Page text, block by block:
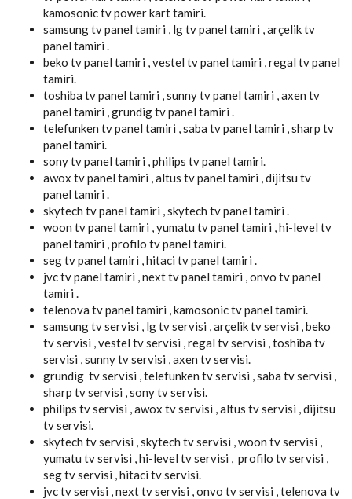
kamosonic tv power kart tamiri.
samsung tv panel tamiri , lg tv panel tamiri , arçelik tv
panel tamiri .
beko tv panel tamiri , vestel tv panel tamiri , regal tv panel
tamiri.
toshiba tv panel tamiri , sunny tv panel tamiri , axen tv
panel tamiri , grundig tv panel tamiri .
telefunken tv panel tamiri , saba tv panel tamiri , sharp tv
panel tamiri.
sony tv panel tamiri , philips tv panel tamiri.
awox tv panel tamiri , altus tv panel tamiri , dijitsu tv
panel tamiri .
skytech tv panel tamiri , skytech tv panel tamiri .
woon tv panel tamiri , yumatu tv panel tamiri , hi-level tv
panel tamiri , profilo tv panel tamiri.
seg tv panel tamiri , hitaci tv panel tamiri .
jvc tv panel tamiri , next tv panel tamiri , onvo tv panel
tamiri .
telenova tv panel tamiri , kamosonic tv panel tamiri.
samsung tv servisi , lg tv servisi , arçelik tv servisi , beko
tv servisi , vestel tv servisi , regal tv servisi , toshiba tv
servisi , sunny tv servisi , axen tv servisi.
grundig tv servisi , telefunken tv servisi , saba tv servisi ,
sharp tv servisi , sony tv servisi.
philips tv servisi , awox tv servisi , altus tv servisi , dijitsu
tv servisi.
skytech tv servisi , skytech tv servisi , woon tv servisi ,
yumatu tv servisi , hi-level tv servisi , profilo tv servisi ,
seg tv servisi , hitaci tv servisi.
jvc tv servisi , next tv servisi , onvo tv servisi , telenova tv